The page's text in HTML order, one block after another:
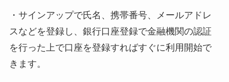
・サインアップで氏名、携帯番号、メールアドレ
スなどを登録し、銀行口座登録で金融機関の認証
を行った上で口座を登録すればすぐに利用開始で
きます。